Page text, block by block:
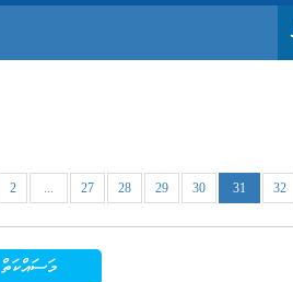
2 ... 27 28 29 30 31 32
މަސައްކަތް